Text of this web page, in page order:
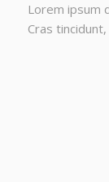
Lorem ipsum
Cras